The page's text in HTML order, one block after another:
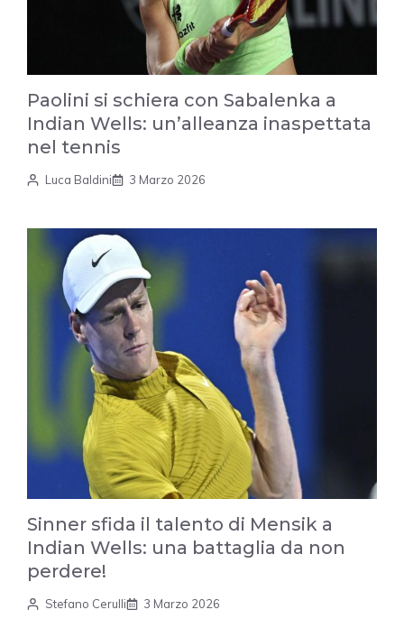
Paolini si schiera con Sabalenka a
Indian Wells: un’alleanza inaspettata
nel tennis
Luca Baldini 3 Marzo 2026
Sinner sfida il talento di Mensik a
Indian Wells: una battaglia da non
perdere!
Stefano Cerulli 3 Marzo 2026